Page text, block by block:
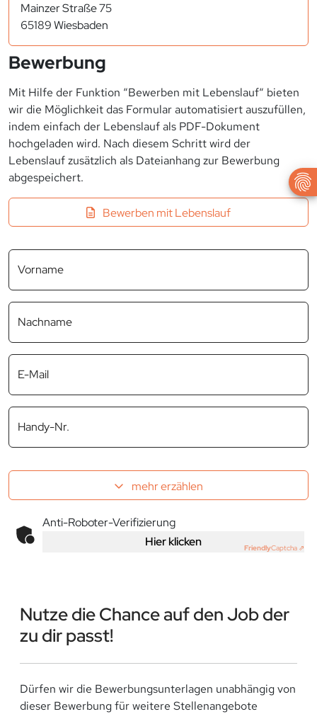
Mainzer Straße 75
65189 Wiesbaden
Bewerbung
Mit Hilfe der Funktion “Bewerben mit Lebenslauf“ bieten
wir die Möglichkeit das Formular automatisiert auszufüllen,
indem einfach der Lebenslauf als PDF-Dokument
hochgeladen wird. Nach diesem Schritt wird der
Lebenslauf zusätzlich als Dateianhang zur Bewerbung
abgespeichert.
Bewerben mit Lebenslauf
Vorname
Nachname
E-Mail
Handy-Nr.
mehr erzählen
Anti-Roboter-Verifizierung
Hier klicken
FriendlyCaptcha ⇗
Nutze die Chance auf den Job der
zu dir passt!
Dürfen wir die Bewerbungsunterlagen unabhängig von
dieser Bewerbung für weitere Stellenangebote